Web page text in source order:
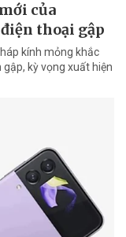
của
thoại gập
kính mỏng khắc
kỳ vọng xuất hiện